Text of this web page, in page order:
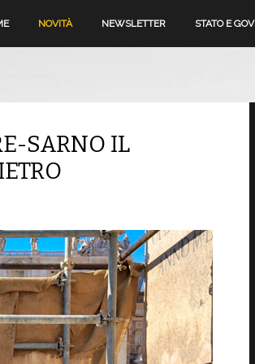
NOVITÀ NEWSLETTER STATO E
SARNO IL